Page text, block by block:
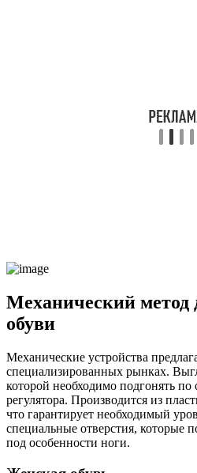
Механический метод
обуви
Механические устройства
специализированных рынках.
которой необходимо подгонять
регулятора. Производится из
что гарантирует необходимый
специальные отверстия, которые
под особенности ноги.